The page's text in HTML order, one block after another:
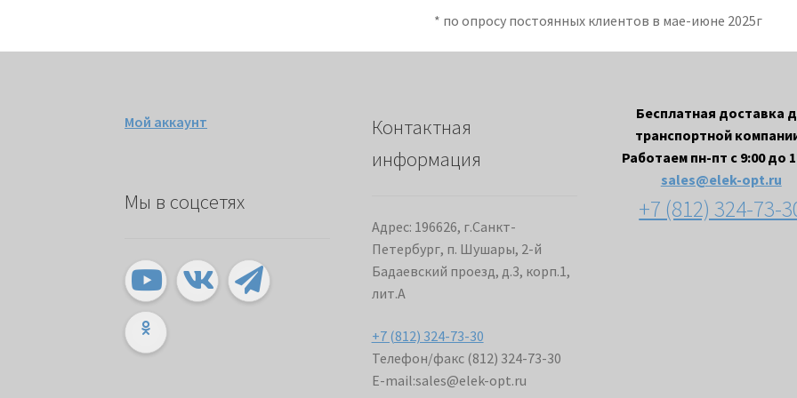
* по опросу постоянных клиентов в мае-июне 2025г
Мой аккаунт
Мы в соцсетях
Контактная
информация
Адрес: 196626, г.Санкт-
Петербург, п. Шушары, 2-й
Бадаевский проезд, д.3, корп.1,
лит.А
+7 (812) 324-73-30
Телефон/факс (812) 324-73-30
E-mail:sales@elek-opt.ru
Бесплатная доставка
транспортной
Работаем пн-пт с 9:00 до
sales@elek-opt.ru
+7 (812) 324-73-